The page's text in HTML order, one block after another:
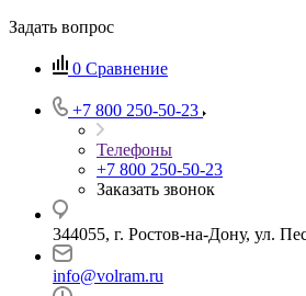
Задать вопрос
0 Сравнение
+7 800 250-50-23
Телефоны
+7 800 250-50-23
Заказать звонок
344055, г. Ростов-на-Дону, ул.
info@volram.ru